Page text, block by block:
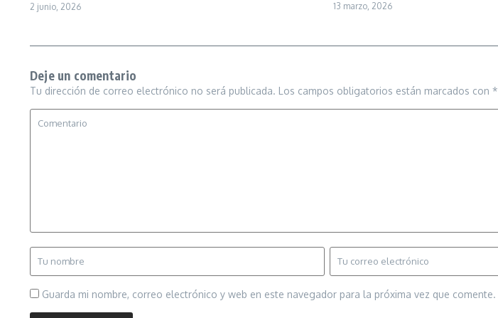
2 junio, 2026 13 marzo, 2026
Deje un comentario
Tu dirección de correo electrónico no será publicada. Los campos obligatorios están marcados con *
Guarda mi nombre, correo electrónico y web en este navegador para la próxima vez que comente.